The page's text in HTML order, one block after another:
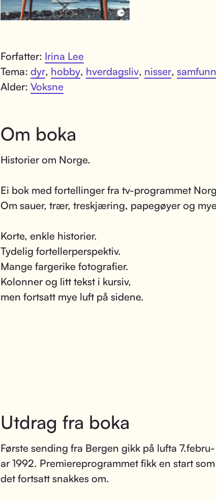
Forfatter: Irina Lee
Tema: dyr, hobby, hverdagsliv, nisser, samfunn
Alder: Voksne
Om boka
Historier om Norge.
Ei bok med fortellinger fra tv-programmet
Om sauer, trær, treskjæring, papegøyer og
Korte, enkle historier.
Tydelig fortellerperspektiv.
Mange fargerike fotografier.
Kolonner og litt tekst i kursiv,
men fortsatt mye luft på sidene.
Utdrag fra boka
Første sending fra Bergen gikk på lufta 7.febru-
ar 1992. Premiereprogrammet fikk en start som
det fortsatt snakkes om.